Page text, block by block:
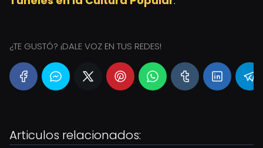
¿TE GUSTÓ? ¡DALE VOZ EN TUS REDES!
Articulos relacionados: